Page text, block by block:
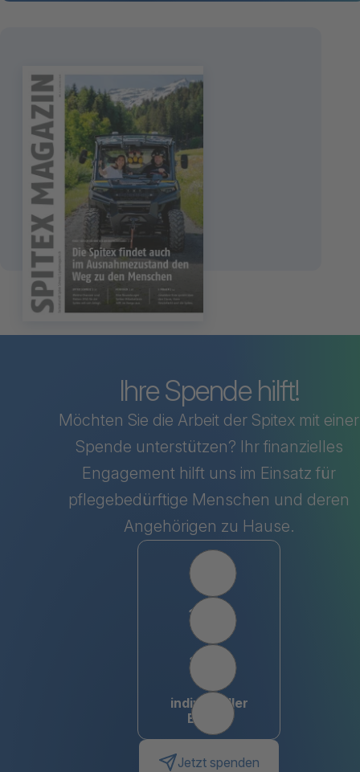
Die Spitex und der
Ausnahmezustand
Spitex Magazin 3 2026
zum Spitex-Magazin
Ihre Spende hilft!
Möchten Sie die Arbeit der Spitex mit einer
Spende unterstützen? Ihr finanzielles
Engagement hilft uns im Einsatz für
pflegebedürftige Menschen und deren
Angehörigen zu Hause.
Wählen Sie einen Betrag
50
100
150
individueller
Betrag
Jetzt spenden